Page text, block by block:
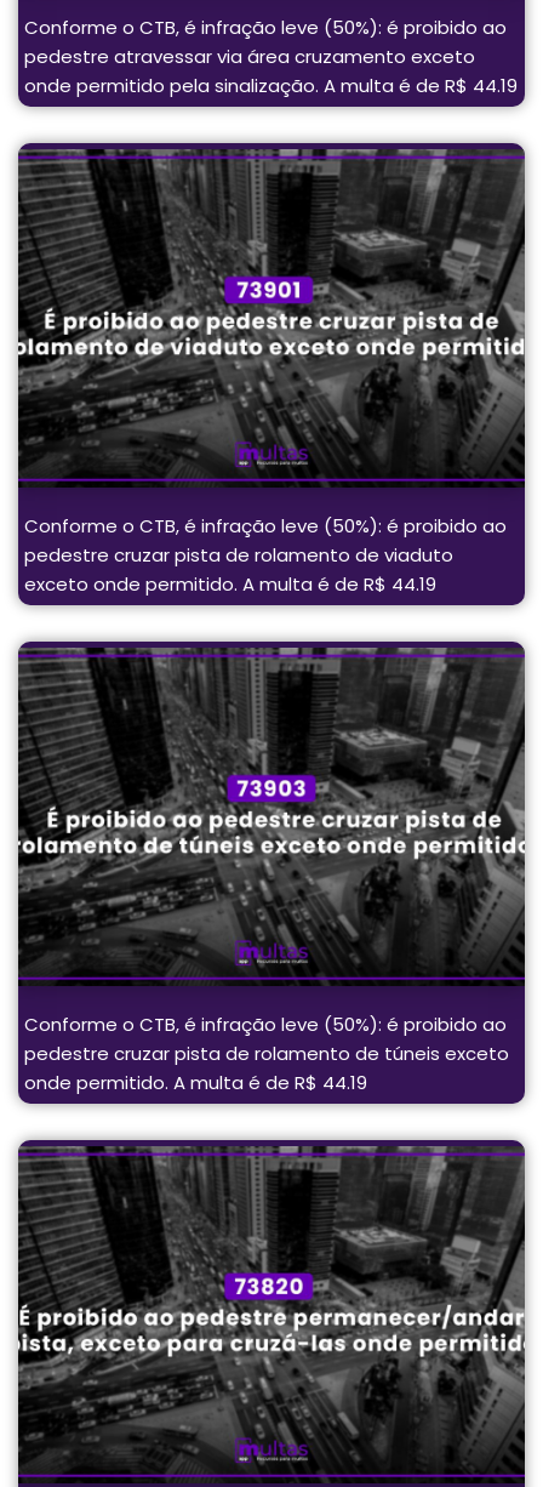
Conforme o CTB, é infração leve (50%): é proibido ao
pedestre atravessar via área cruzamento exceto
onde permitido pela sinalização. A multa é de R$ 44.19
Conforme o CTB, é infração leve (50%): é proibido ao
pedestre cruzar pista de rolamento de viaduto
exceto onde permitido. A multa é de R$ 44.19
Conforme o CTB, é infração leve (50%): é proibido ao
pedestre cruzar pista de rolamento de túneis exceto
onde permitido. A multa é de R$ 44.19